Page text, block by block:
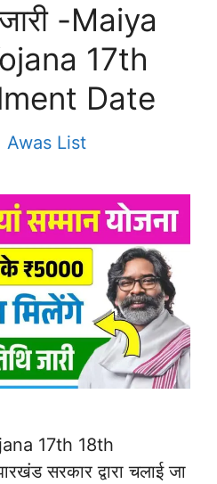
-Maiya
17th
Date
Awas List
17th 18th
सरकार द्वारा चलाई जा